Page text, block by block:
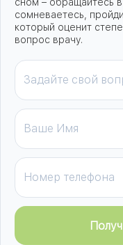
сном – обращайтесь
сомневаетесь,
который оценит
вопрос врачу.